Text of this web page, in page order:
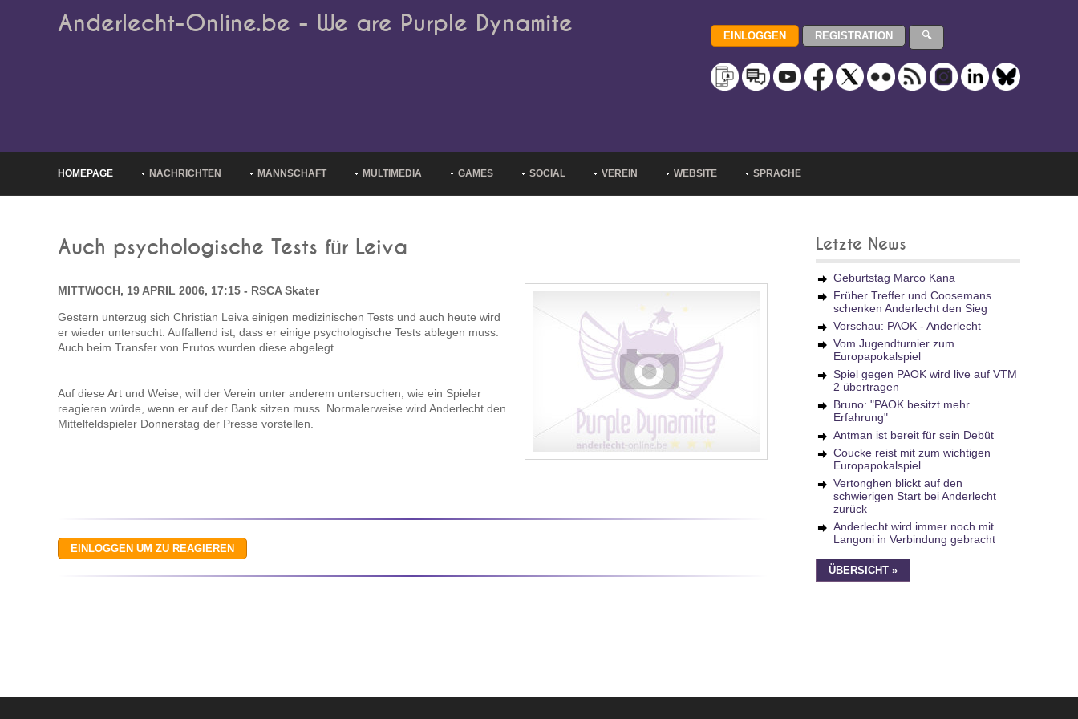
Anderlecht-Online.be - We are Purple Dynamite
HOMEPAGE NACHRICHTEN MANNSCHAFT MULTIMEDIA GAMES SOCIAL VEREIN WEBSITE SPRACHE
Auch psychologische Tests für Leiva
MITTWOCH, 19 APRIL 2006, 17:15 - RSCA Skater
Gestern unterzug sich Christian Leiva einigen medizinischen Tests und auch heute wird
er wieder untersucht. Auffallend ist, dass er einige psychologische Tests ablegen muss.
Auch beim Transfer von Frutos wurden diese abgelegt.
Auf diese Art und Weise, will der Verein unter anderem untersuchen, wie ein Spieler
reagieren würde, wenn er auf der Bank sitzen muss. Normalerweise wird Anderlecht den
Mittelfeldspieler Donnerstag der Presse vorstellen.
Letzte News
Geburtstag Marco Kana
Früher Treffer und Coosemans
schenken Anderlecht den Sieg
Vorschau: PAOK - Anderlecht
Vom Jugendturnier zum
Europapokalspiel
Spiel gegen PAOK wird live auf VTM
2 übertragen
Bruno: "PAOK besitzt mehr
Erfahrung"
Antman ist bereit für sein Debüt
Coucke reist mit zum wichtigen
Europapokalspiel
Vertonghen blickt auf den
schwierigen Start bei Anderlecht
zurück
Anderlecht wird immer noch mit
Langoni in Verbindung gebracht
ÜBERSICHT »